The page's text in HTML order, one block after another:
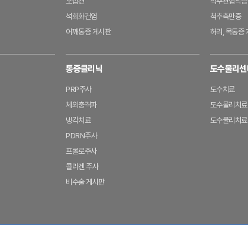
석회화건염
어깨통증 게시판
척추측만증
허리, 목통증
통증클리닉
PRP주사
체외충격파
냉각치료
PDRN주사
프롤로주사
콜라겐 주사
비수술 게시판
도수물리센
도수치료
도수물리치
도수물리치